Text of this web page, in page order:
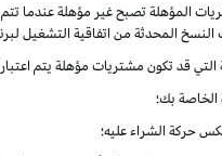
المؤهلة تصبح غير مؤهلة
المحدثة من اتفاقية التشغيل
التي قد تكون مشتريات مؤهلة يتم
الخاصة بك؛
حركة الشراء عليه؛